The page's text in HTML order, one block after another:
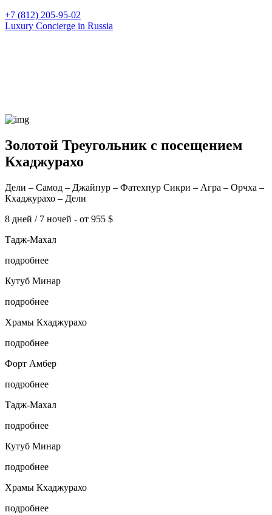
+7 (812) 205-95-02
Luxury Concierge in Russia
Золотой Треугольник с посещением
Кхаджурахо
Дели – Самод – Джайпур – Фатехпур Сикри – Агра – Орчха –
Кхаджурахо – Дели
8 дней / 7 ночей - от 955 $
Тадж-Махал
подробнее
Кутуб Минар
подробнее
Храмы Кхаджурахо
подробнее
Форт Амбер
подробнее
Тадж-Махал
подробнее
Кутуб Минар
подробнее
Храмы Кхаджурахо
подробнее